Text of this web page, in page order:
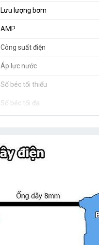
Lưu lượng bơm
AMP
Công suất điện
Áp lực nước
Số béc tối thiểu
Số béc tối đa